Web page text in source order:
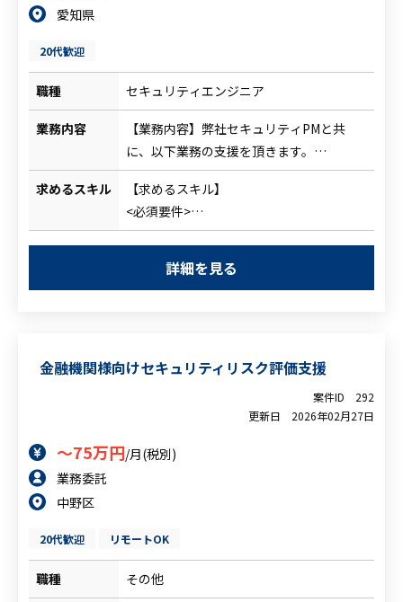
愛知県
20代歓迎
職種 セキュリティエンジニア
業務内容
【業務内容】弊社セキュリティPMと共
に、以下業務の支援を頂きます。
・規定準拠各社支援
・CSIRT対応（インシデント発生時の打合
せ参加、報告書一次確認、Web上の調査）
・標的型攻撃メール訓練（訓練時に必要な
情報のやり取り、案内の配信 等）
・社内情報セキュリティ運営（委員会活動
求めるスキル
【求めるスキル】
<必須要件>
・ITインフラ／システムに関する基礎的な
・ログ分析／ログ解析の実務経験（セキュ
ン能力
・手順が明確な業務を正確に遂行できる方
識・実務経験
画・施策推進（キャッチアップ前提でＯ
Ｋ）
詳細を見る
金融機関様向けセキュリティリスク評価支援
案件ID
292
更新日
2026年02月27日
～75万円/月(税別)
業務委託
中野区
20代歓迎 リモートOK
職種 その他